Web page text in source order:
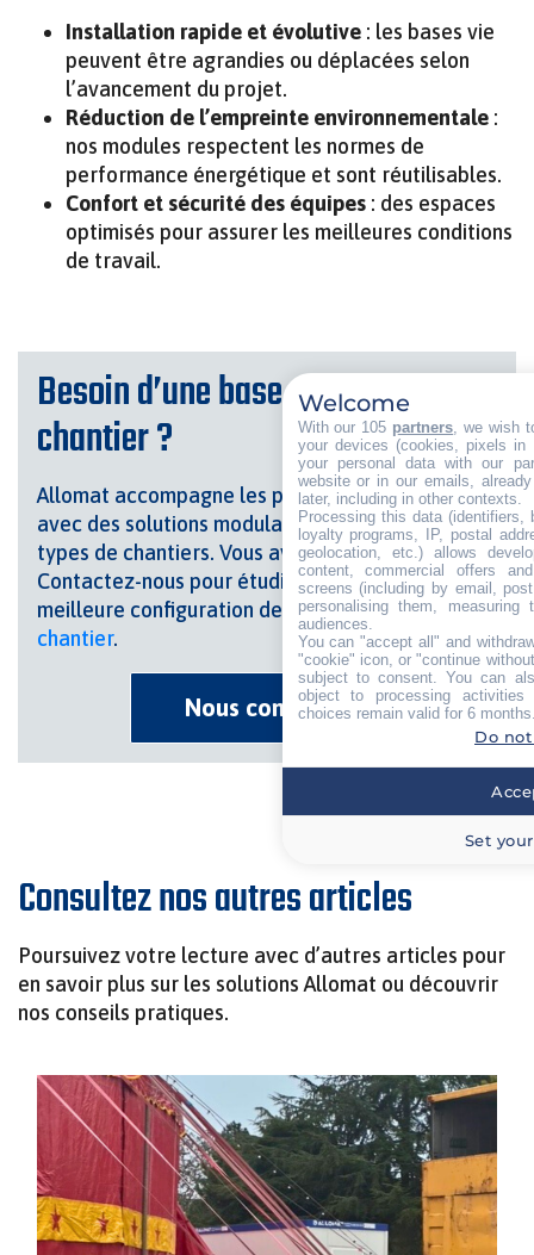
Installation rapide et évolutive : les bases vie
peuvent être agrandies ou déplacées selon
l’avancement du projet.
Réduction de l’empreinte environnementale :
nos modules respectent les normes de
performance énergétique et sont réutilisables.
Confort et sécurité des équipes : des espaces
optimisés pour assurer les meilleures conditions
de travail.
Besoin d’une base vie pour votre
chantier ?
Allomat accompagne les professionnels du BTP
avec des solutions modulaires adaptées à tous
types de chantiers. Vous avez un projet ?
Contactez-nous pour étudier ensemble la
meilleure configuration de
votre base vie de
chantier.
Nous contacter
Consultez nos autres articles
Poursuivez votre lecture avec d’autres articles pour
en savoir plus sur les solutions Allomat ou découvrir
nos conseils pratiques.
Welcome
With our 105 partners, we wish
your devices (cookies, pixels
your personal data with our
website or in our emails,
later, including in other contexts.
Processing this data (identifiers,
loyalty programs, IP, postal
geolocation, etc.) allows
content, commercial offers
screens (including by email,
personalising them, measuring
audiences.
You can "accept all" and
"cookie" icon, or "continue
subject to consent. You can
object to processing
choices remain valid for 6
Do
Set